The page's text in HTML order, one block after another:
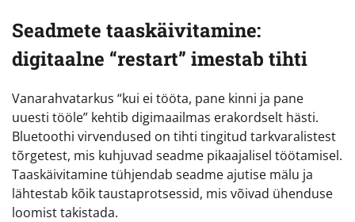
Seadmete taaskäivitamine:
digitaalne “restart” imestab tihti
Vanarahvatarkus “kui ei tööta, pane kinni ja pane
uuesti tööle” kehtib digimaailmas erakordselt hästi.
Bluetoothi virvendused on tihti tingitud tarkvaralistest
tõrgetest, mis kuhjuvad seadme pikaajalisel töötamisel.
Taaskäivitamine tühjendab seadme ajutise mälu ja
lähtestab kõik taustaprotsessid, mis võivad ühenduse
loomist takistada.